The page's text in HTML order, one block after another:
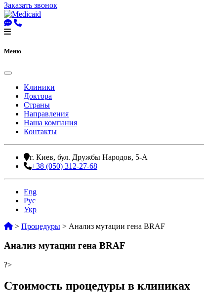
Заказать звонок
Меню
Клиники
Доктора
Страны
Направления
Наша компания
Контакты
г. Киев, бул. Дружбы Народов, 5-А
+38 (050) 312-27-68
Eng
Рус
Укр
> Процедуры > Анализ мутации гена BRAF
Анализ мутации гена BRAF
?>
Стоимость процедуры в клиниках